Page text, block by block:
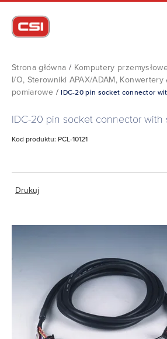
Strona główna / Komputery przemysłowe
I/O, Sterowniki APAX/ADAM, Konwertery
pomiarowe /IDC-20 pin socket connector
IDC-20 pin socket connector with
Kod produktu: PCL-10121
Drukuj